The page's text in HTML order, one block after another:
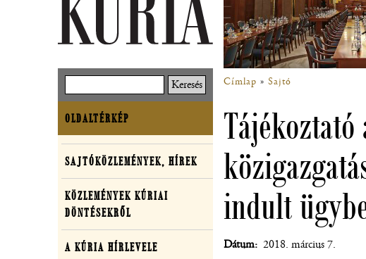
Morzsa
Címlap Sajtó
indult
Dátum 2018. március 7.
Oldaltérkép
OLDALTÉRKÉP
Sajtó,
közlemények,
média
SAJTÓKÖZLEMÉNYEK, HÍREK
KÖZLEMÉNYEK KÚRIAI
DÖNTÉSEKRŐL
A KÚRIA HÍRLEVELE